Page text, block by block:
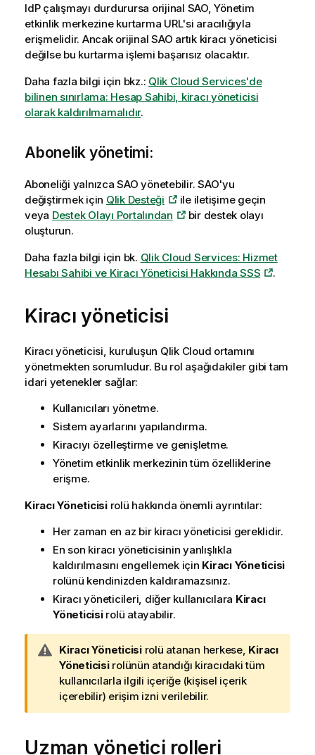
IdP çalışmayı durdurursa orijinal SAO,Yönetim
etkinlik merkezine kurtarma URL'si aracılığıyla
erişmelidir. Ancak orijinal SAO artık kiracı yöneticisi
değilse bu kurtarma işlemi başarısız olacaktır.
Daha fazla bilgi için bkz.: Qlik Cloud Services'de
bilinen sınırlama: Hesap Sahibi, kiracı yöneticisi
olarak kaldırılmamalıdır.
Abonelik yönetimi:
Aboneliği yalnızca SAO yönetebilir. SAO'yu
değiştirmek için Qlik Desteği
ile iletişime geçin
veya Destek Olayı Portalından
bir destek olayı
oluşturun.
Daha fazla bilgi için bk. Qlik Cloud Services: Hizmet
Hesabı Sahibi ve Kiracı Yöneticisi Hakkında SSS
.
Kiracı yöneticisi
Kiracı yöneticisi, kuruluşun Qlik Cloud ortamını
yönetmekten sorumludur. Bu rol aşağıdakiler gibi tam
idari yetenekler sağlar:
Kullanıcıları yönetme.
Sistem ayarlarını yapılandırma.
Kiracıyı özelleştirme ve genişletme.
Yönetim etkinlik merkezinin tüm özelliklerine
erişme.
Kiracı Yöneticisirolü hakkında önemli ayrıntılar:
Her zaman en az bir kiracı yöneticisi gereklidir.
En son kiracı yöneticisinin yanlışlıkla
kaldırılmasını engellemek için Kiracı Yöneticisi
rolünü kendinizden kaldıramazsınız.
Kiracı yöneticileri, diğer kullanıcılara Kiracı
Yöneticisirolü atayabilir.
U
y
a
r
ı
o
Kiracı Yöneticisirolü atanan herkese, Kiracı
Yöneticisirolünün atandığı kiracıdaki tüm
kullanıcılarla ilgili içeriğe (kişisel içerik
içerebilir) erişim izni verilebilir.
Uzman yönetici rolleri